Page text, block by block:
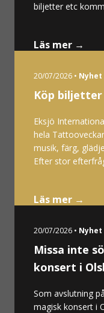
biljetter etc
Läs mer →
20/07/2026 • Nyhet
Köp
Eksjö
hela
musik, färg,
Efter stor
Läs mer →
20/07/2026 • Nyhet
Missa inte
konsert i
Som avslutning
magisk konsert i